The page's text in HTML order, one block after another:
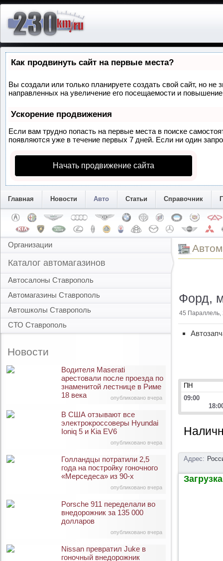
Как продвинуть сайт на первые места?
Вы создали или только планируете создать свой сайт, но
направленных на увеличение его посещаемости и
Ускорение продвижения
Если вам трудно попасть на первые места в поиске
появляются уже в течение первых 7 дней. Если ни один
Начать продвижение сайта
Главная Новости Авто Статьи Справочник
Организации
Каталог автомагазинов
Автосалоны Ставрополь
Автомагазины Ставрополь
Автошколы Ставрополь
СТО Ставрополь
Новости
опубликовано вчера
Водителя Maserati
арестовали после проезда по
знаменитой лестнице в Риме
18 века
опубликовано вчера
В США отзывают все
электрокроссоверы Hyundai
Ioniq 5 и Kia EV6
опубликовано вчера
Голландцы потратили 2,5
года на постройку гоночного
«Мерседеса» из 90-х
опубликовано вчера
Porsche 911 переделали во
внедорожник за 135 000
долларов
Nissan превратил Juke в
гоночный внедорожник
Форд,
45 Параллель,
ПН
09:00
Адрес: